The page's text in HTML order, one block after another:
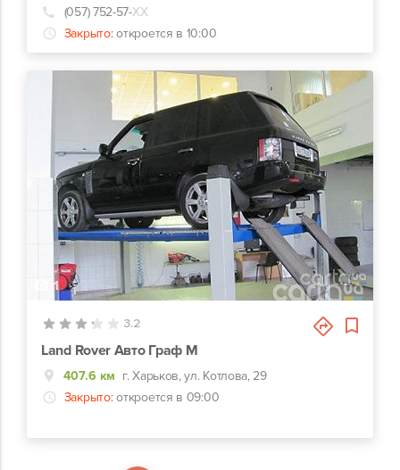
(057) 752-57-ХХ
Закрыто: откроется в 10:00
1
3.2
Land Rover Авто Граф М
407.6 км г. Харьков, ул. Котлова, 29
Закрыто: откроется в 09:00